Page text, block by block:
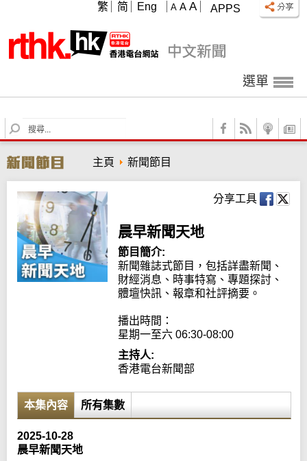
APPS
A A A
繁 简 Eng
選單
S
e
r
c
h
主頁 新聞節目
分享工具
晨早新聞天地
節目簡介:
新聞雜誌式節目，包括詳盡新聞、
財經消息、時事特寫、專題探討、
體壇快訊、報章和社評摘要。
播出時間：
星期一至六 06:30-08:00
主持人:
香港電台新聞部
本集內容 所有集數
2025-10-28
晨早新聞天地